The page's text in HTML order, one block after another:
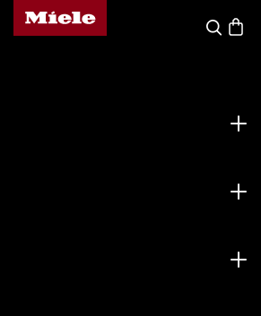
Page d'accueil de Miele
Search